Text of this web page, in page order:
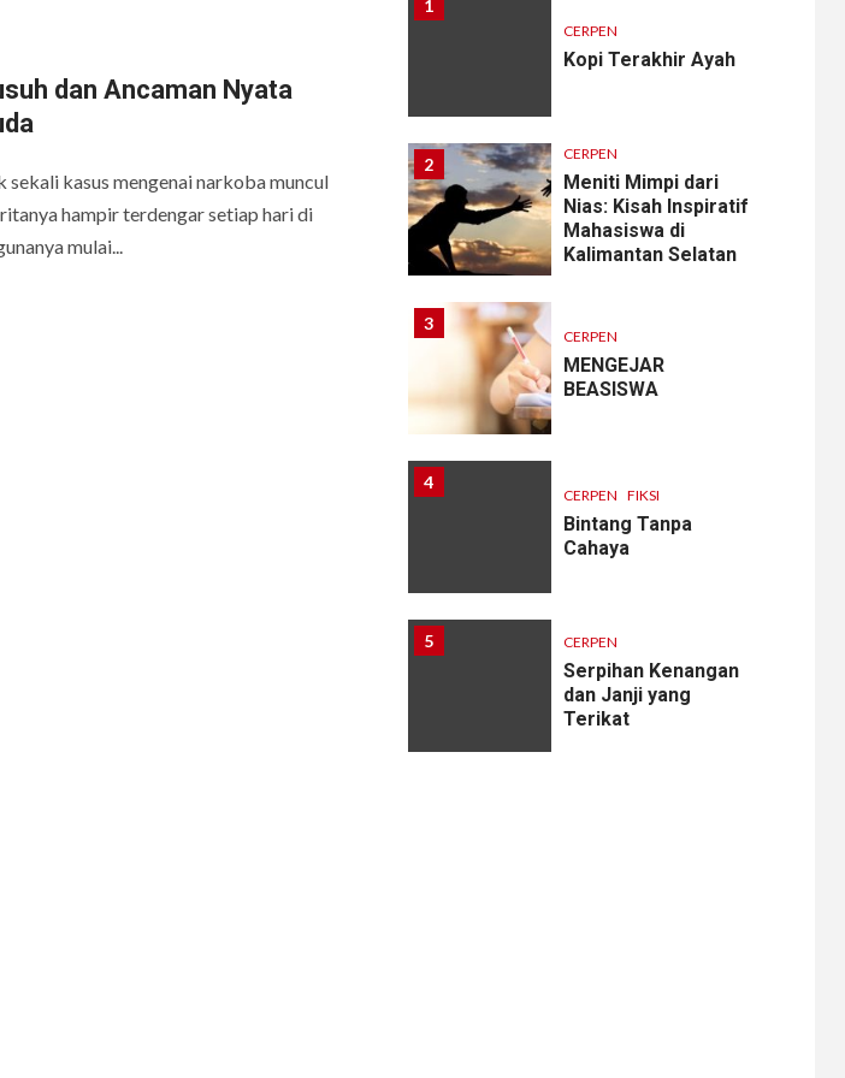
dan Ancaman Nyata
sekali kasus mengenai narkoba muncul
hampir terdengar setiap hari di
mulai...
1
CERPEN
Kopi Terakhir Ayah
2 CERPEN
Meniti Mimpi dari
Nias: Kisah Inspiratif
Mahasiswa di
Kalimantan Selatan
3
CERPEN
MENGEJAR
BEASISWA
4
CERPEN FIKSI
Bintang Tanpa
Cahaya
5 CERPEN
Serpihan Kenangan
dan Janji yang
Terikat